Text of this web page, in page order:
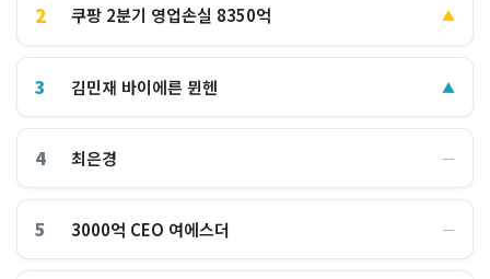
2 쿠팡 2분기 영업손실 8350억 ▲
3 김민재 바이에른 뮌헨 ▲
4 최은경 ―
5 3000억 CEO 여에스더 ―